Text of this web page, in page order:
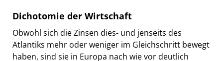
Dichotomie der Wirtschaft
Obwohl sich die Zinsen dies- und jenseits des
Atlantiks mehr oder weniger im Gleichschritt bewegt
haben, sind sie in Europa nach wie vor deutlich